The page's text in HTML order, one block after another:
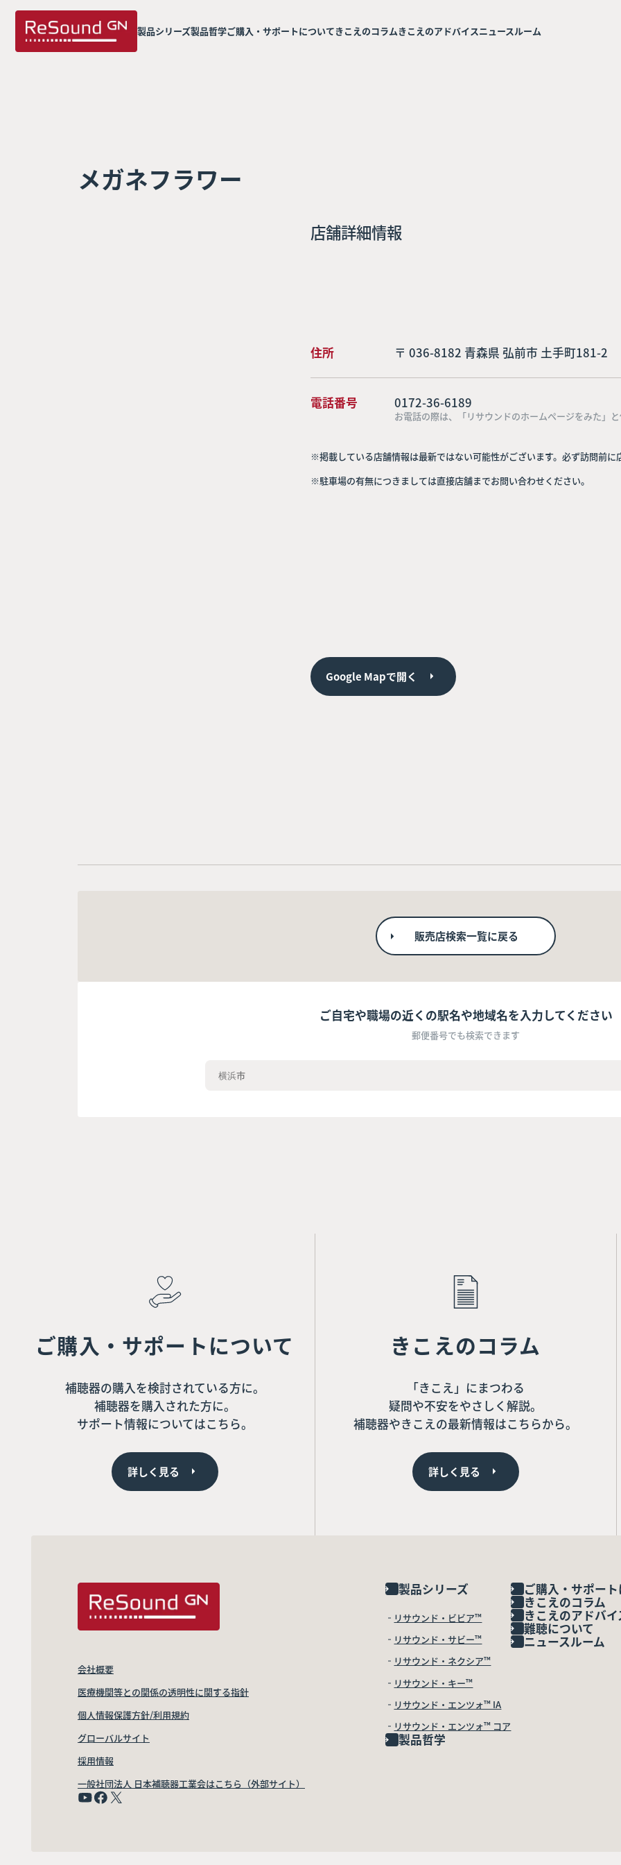
製品シリーズ製品哲学ご購入・サポートについてきこえのコラムきこえのアドバイスニュースルーム
メガネフラワー
店舗詳細情報
住所 〒 036-8182 青森県 弘前市 土手町181-2
電話番号 0172-36-6189
お電話の際は、「リサウンドのホームページをみた」
※掲載している店舗情報は最新ではない可能性がございます。必ず訪問前に
※駐車場の有無につきましては直接店舗までお問い合わせください。
Google Mapで開く
販売店検索一覧に戻る
ご自宅や職場の近くの駅名や地域名を入力してください
郵便番号でも検索できます
ご購入・サポートについて
補聴器の購入を検討されている方に。
補聴器を購入された方に。
サポート情報についてはこちら。
詳しく見る
きこえのコラム
「きこえ」にまつわる
疑問や不安をやさしく解説。
補聴器やきこえの最新情報はこちらから。
詳しく見る
製品シリーズ
リサウンド・ビビア™
リサウンド・サビー™
リサウンド・ネクシア™
リサウンド・キー™
リサウンド・エンツォ™ IA
リサウンド・エンツォ™ コア
製品哲学
ご購入・サポー
きこえのコラム
きこえのアドバイ
難聴について
ニュースルーム
会社概要
医療機関等との関係の透明性に関する指針
個人情報保護方針/利用規約
グローバルサイト
採用情報
一般社団法人 日本補聴器工業会はこちら（外部サイト）